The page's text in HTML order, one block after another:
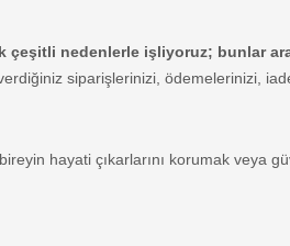
nedenlerle işliyoruz; bunlar
verdiğiniz siparişlerinizi, ödemelerinizi,
hayati çıkarlarını korumak veya